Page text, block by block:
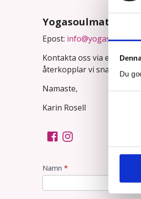
Du
Yogasoulmate
Epost:
Kontakta oss via epost
återkopplar vi snarast till
Namaste,
Karin Rosell
kontakt
Namn *